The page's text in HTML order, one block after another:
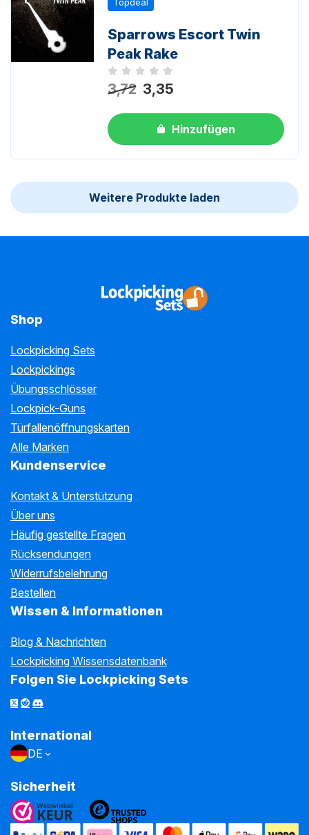
Sparrows Escort Twin
Peak Rake
Noch keine Bewertungen
3,72 3,35
Hinzufügen
Weitere Produkte laden
Shop
Lockpicking Sets
Lockpickings
Übungsschlösser
Lockpick-Guns
Türfallenöffnungskarten
Alle Marken
Kundenservice
Kontakt & Unterstützung
Über uns
Häufig gestellte Fragen
Rücksendungen
Widerrufsbelehrung
Bestellen
Wissen & Informationen
Blog & Nachrichten
Lockpicking Wissensdatenbank
Folgen Sie Lockpicking Sets
International
DE
Sicherheit